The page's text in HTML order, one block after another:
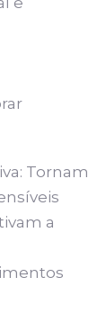
Tornam
a